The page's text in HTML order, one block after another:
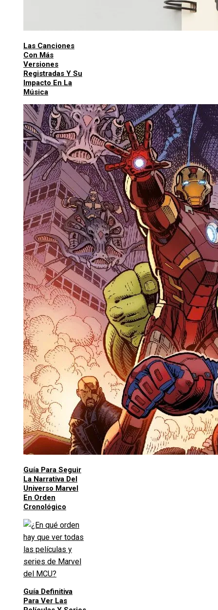
Las Canciones
Con Más
Versiones
Registradas Y Su
Impacto En La
Música
Guía Para Seguir
La Narrativa Del
Universo Marvel
En Orden
Cronológico
Guía Definitiva
Para Ver Las